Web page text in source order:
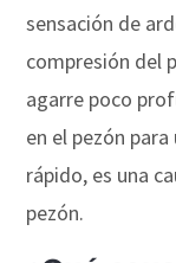
sensación de
compresión del
agarre poco
en el pezón
rápido, es una
pezón.